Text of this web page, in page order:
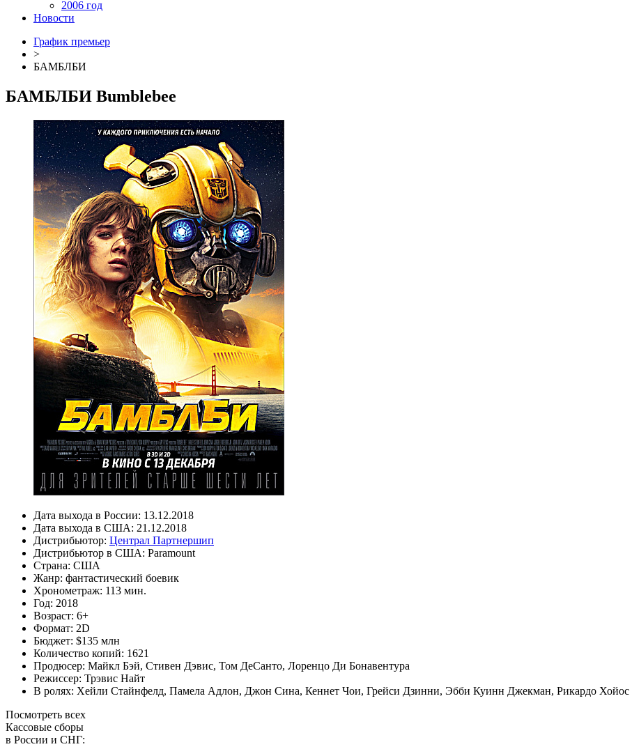
2006 год
Новости
График премьер
>
БАМБЛБИ
БАМБЛБИ Bumblebee
Дата выхода в России: 13.12.2018
Дата выхода в США: 21.12.2018
Дистрибьютор: Централ Партнершип
Дистрибьютор в США: Paramount
Страна: США
Жанр: фантастический боевик
Хронометраж: 113 мин.
Год: 2018
Возраст: 6+
Формат: 2D
Бюджет: $135 млн
Количество копий: 1621
Продюсер: Майкл Бэй, Стивен Дэвис, Том ДеСанто, Лоренцо Ди Бонавентура
Режиссер: Трэвис Найт
В ролях: Хейли Стайнфелд, Памела Адлон, Джон Сина, Кеннет Чои, Грейси Дзинни, Эбби Куинн Джекман, Рикардо Хойос
Посмотреть всех
Кассовые сборы
в России и СНГ: